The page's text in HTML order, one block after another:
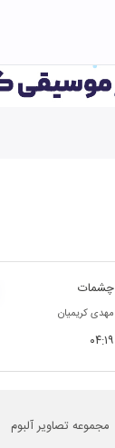
چشمات
مهدی کریمیان
۰۴:۱۹
مجموعه تصاویر آلبوم